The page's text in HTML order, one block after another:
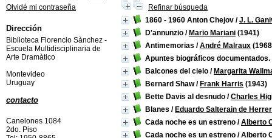
Refinar búsqueda
1860 - 1960 Anton Chejov /J. L.
D'annunzio / Mario Mariani (1941)
Antimemorias /André Malraux
Apuntes biográficos
Balcones del cielo / Margarita
Bernard Shaw/ Frank Harris (1943)
Bette Davis al desnudo /Charles
Blanes / Eduardo Salterain de
Cada noche es un estreno /Alberto
Cada noche es un estreno /Alberto
Olvidé mi contraseña
Dirección
Biblioteca Florencio Sànchez -
Escuela Multidisciplinaria de
Arte Dramàtico
Montevideo
Uruguay
contacto
Canelones 1084
2do. Piso